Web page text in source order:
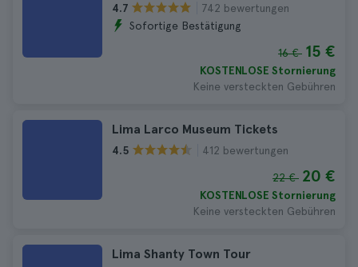
4.7
742 bewertungen
Sofortige Bestätigung
16 € 15 €
KOSTENLOSE Stornierung
Keine versteckten Gebühren
Lima Larco Museum Tickets
4.5 412 bewertungen
22 € 20 €
KOSTENLOSE Stornierung
Keine versteckten Gebühren
Lima Shanty Town Tour